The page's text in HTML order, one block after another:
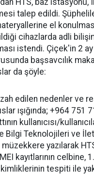
HTS, baz istasyonu,
talep edildi.
el
cihazlarda adli
istendi. Çiçek'in 2
başsavcılık
da şöyle:
edilen nedenler ve
ışığında; +964 751
kullanıcısı/
Bilgi Teknolojileri ve
yazılarak
kayıtlarının celbine,
tespiti ile